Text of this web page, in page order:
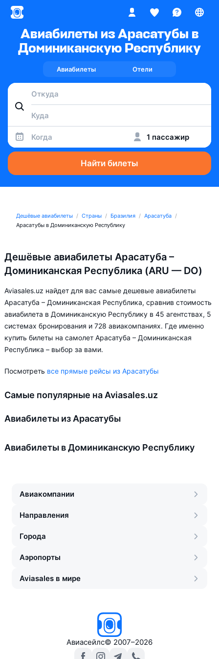
Авиабилеты из Арасатубы в
Доминиканскую Республику
Авиабилеты Отели
Когда 1 пассажир
Найти билеты
Дешёвые авиабилеты Страны Бразилия
Арасатуба
Арасатубы в Доминиканскую Республику
Дешёвые авиабилеты Арасатуба –
Доминиканская Республика (ARU — DO)
Aviasales.uz найдет для вас самые дешевые авиабилеты
Арасатуба – Доминиканская Республика, сравнив стоимость
авиабилета в Доминиканскую Республику в 45 агентствах, 5
системах бронирования и 728 авиакомпаниях. Где именно
купить билеты на самолет Арасатуба – Доминиканская
Республика – выбор за вами.
Посмотреть все прямые рейсы из Арасатубы
Самые популярные на Aviasales.uz
Авиабилеты из Арасатубы
Авиабилеты в Доминиканскую Республику
Авиакомпании
Направления
Города
Аэропорты
Aviasales в мире
Авиасейлс© 2007–2026